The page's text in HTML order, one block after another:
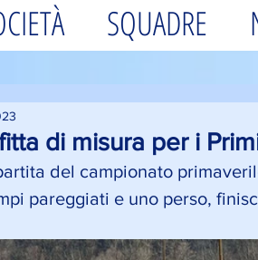
SQUADRE
di misura per i
del campionato
pareggiati e uno perso,